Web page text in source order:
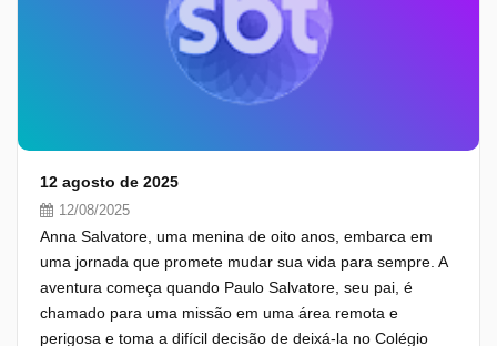
12 agosto de 2025
12/08/2025
Anna Salvatore, uma menina de oito anos, embarca em
uma jornada que promete mudar sua vida para sempre. A
aventura começa quando Paulo Salvatore, seu pai, é
chamado para uma missão em uma área remota e
perigosa e toma a difícil decisão de deixá-la no Colégio